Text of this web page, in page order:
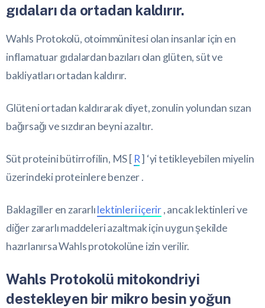
gıdaları da ortadan kaldırır.
Wahls Protokolü, otoimmünitesi olan insanlar için en
inflamatuar gıdalardan bazıları olan glüten, süt ve
bakliyatları ortadan kaldırır.
Glüteni ortadan kaldırarak diyet, zonulin yolundan sızan
bağırsağı ve sızdıran beyni azaltır.
Süt proteini bütirrofilin, MS [ R] ‘yi tetikleyebilen miyelin
üzerindeki proteinlere benzer .
Baklagiller en zararlılektinleri içerir, ancak lektinleri ve
diğer zararlı maddeleri azaltmak için uygun şekilde
hazırlanırsa Wahls protokolüne izin verilir.
Wahls Protokolü mitokondriyi
destekleyen bir mikro besin yoğun